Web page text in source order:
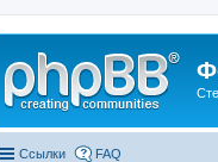
Ссылки FAQ